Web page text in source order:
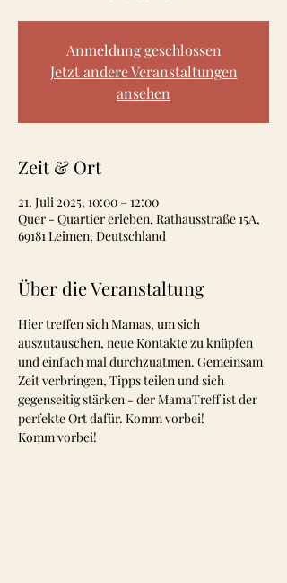
Anmeldung geschlossen
Jetzt andere Veranstaltungen
ansehen
Zeit & Ort
21. Juli 2025, 10:00 – 12:00
Quer - Quartier erleben, Rathausstraße 15A,
69181 Leimen, Deutschland
Über die Veranstaltung
Hier treffen sich Mamas, um sich
auszutauschen, neue Kontakte zu knüpfen
und einfach mal durchzuatmen. Gemeinsam
Zeit verbringen, Tipps teilen und sich
gegenseitig stärken - der MamaTreff ist der
perfekte Ort dafür. Komm vorbei!
Komm vorbei!